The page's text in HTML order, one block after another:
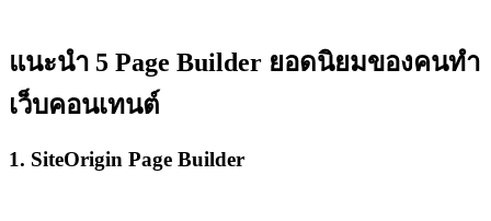
แนะนำ 5 Page Builder ยอดนิยมของคนทำ
เว็บคอนเทนต์
1. SiteOrigin Page Builder